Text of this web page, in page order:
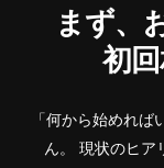
まず、
初回
「何から始めれ
ん。
現状のヒア